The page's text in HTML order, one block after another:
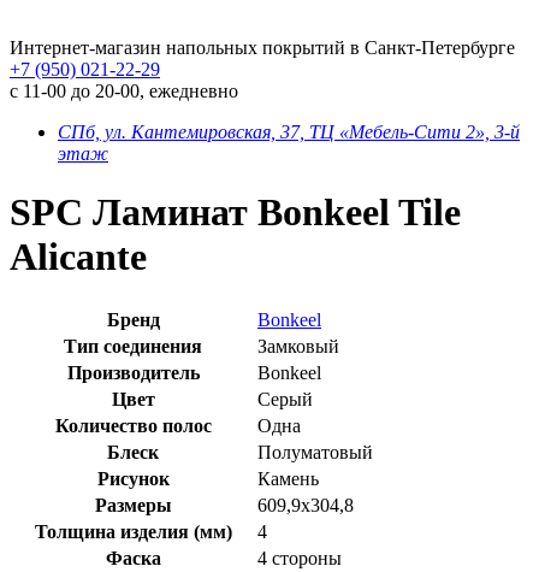
Интернет-магазин напольных покрытий в Санкт-Петербурге
+7 (950) 021-22-29
с 11-00 до 20-00, ежедневно
СПб, ул. Кантемировская, 37, ТЦ «Мебель-Сити 2», 3-й
этаж
SPC Ламинат Bonkeel Tile
Alicante
Бренд
Bonkeel
Тип соединения
Замковый
Производитель
Bonkeel
Цвет
Серый
Количество полос
Одна
Блеск
Полуматовый
Рисунок
Камень
Размеры
609,9х304,8
Толщина изделия (мм)
4
Фаска
4 стороны